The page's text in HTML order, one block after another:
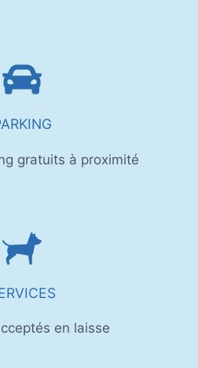
gratuits à proximité
en laisse